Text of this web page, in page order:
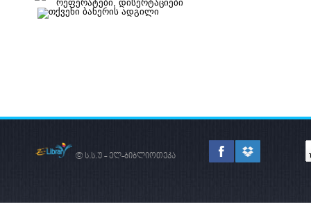
© ს.ს.უ - ელ-ბიბლიოთეკა